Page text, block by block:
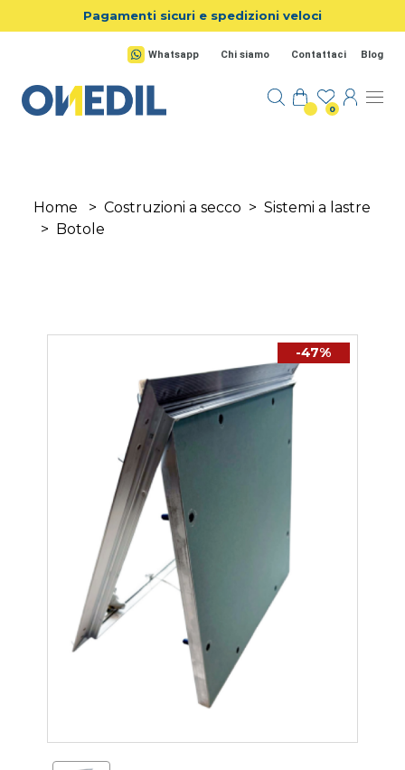
Salta al contenuto principale
Pagamenti sicuri e spedizioni veloci
Whatsapp Chi siamo Contattaci Blog
0
Home > Costruzioni a secco > Sistemi a lastre
>
Botole
-47%